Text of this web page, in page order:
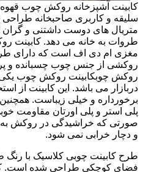
کابینت آشپزخانه روکش چوب قهوه
سلیقه و کاربری صاحبخانه
متریال های دوست داشتنی و
طروات به خانه می دهد. کابینت
مغزی ام دی اف است که دارای
روکشی از جنس چوب چسبانده و
روکش چوبکابینت روکش چوب یکی
دربازار می باشد. این کابینت از
برخورداره و خیلی زیباست.
پلی استر و پلی اورتان مقاومت
صورتی که خراشیدگی در روکش به
و دچار خرابی نمی شود.
طرح کابینت چوبی کلاسیک با
فضای کوچکی طراحی شده است.